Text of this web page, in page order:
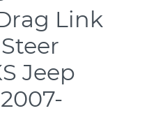
Link
Jeep